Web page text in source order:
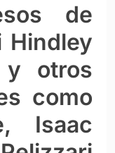
de
Hindley
y otros
como
Isaac